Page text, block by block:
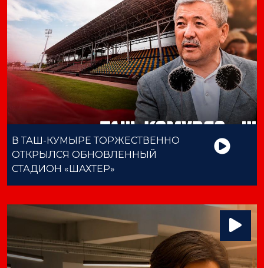
В ТАШ-КУМЫРЕ ТОРЖЕСТВЕННО
ОТКРЫЛСЯ ОБНОВЛЕННЫЙ
СТАДИОН «ШАХТЕР»